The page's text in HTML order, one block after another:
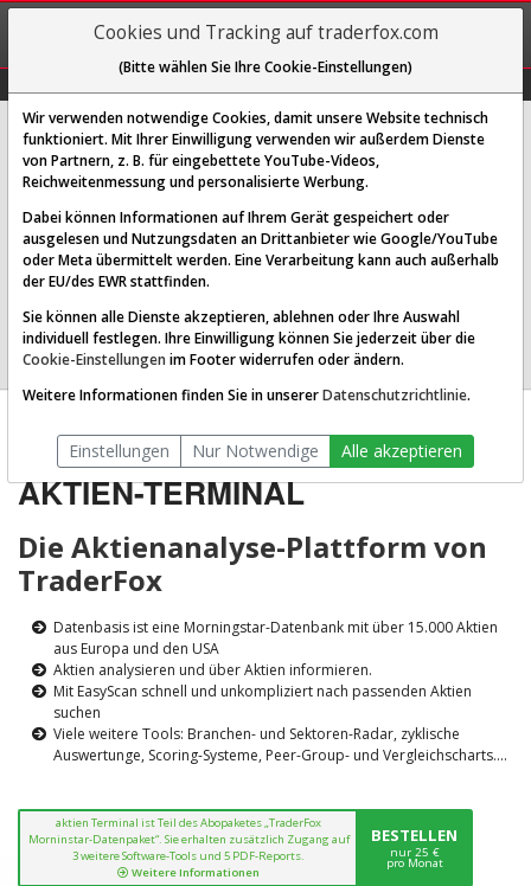
REGIS-
TRIEREN
Teste die Qualität deiner Aktie
(Wir verzeichnen etwa 80.000 Aktien-Checks pro Tag. Wähle "Echtzeit
gratis Service von TraderFox)
AKTIEN-TERMINAL
Die Aktienanalyse-Plattform von
TraderFox
Datenbasis ist eine Morningstar-Datenbank mit über 15.000 Aktien
aus Europa und den USA
Aktien analysieren und über Aktien informieren.
Mit EasyScan schnell und unkompliziert nach passenden Aktien
suchen
Viele weitere Tools: Branchen- und Sektoren-Radar, zyklische
Auswertunge, Scoring-Systeme, Peer-Group- und Vergleichscharts....
aktien Terminal ist Teil des Abopaketes „TraderFox
Morninstar-Datenpaket“. Sie erhalten zusätzlich Zugang auf
3 weitere Software-Tools und 5 PDF-Reports.
Weitere Informationen
BESTELLEN
nur 25 €
pro Monat
Cookies und Tracking auf traderfox.com
(Bitte wählen Sie Ihre Cookie-Einstellungen)
Wir verwenden notwendige Cookies, damit unsere Website technisch
funktioniert. Mit Ihrer Einwilligung verwenden wir außerdem Dienste
von Partnern, z. B. für eingebettete YouTube-Videos,
Reichweitenmessung und personalisierte Werbung.
Dabei können Informationen auf Ihrem Gerät gespeichert oder
ausgelesen und Nutzungsdaten an Drittanbieter wie Google/YouTube
oder Meta übermittelt werden. Eine Verarbeitung kann auch außerhalb
der EU/des EWR stattfinden.
Sie können alle Dienste akzeptieren, ablehnen oder Ihre Auswahl
individuell festlegen. Ihre Einwilligung können Sie jederzeit über die
Cookie-Einstellungen im Footer widerrufen oder ändern.
Weitere Informationen finden Sie in unsererDatenschutzrichtlinie.
Einstellungen Nur Notwendige Alle akzeptieren